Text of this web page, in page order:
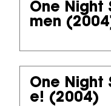
One Night
men
One Night
e! (2004)